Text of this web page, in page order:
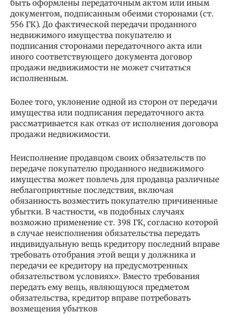
быть оформлены передаточным актом или иным
документом, подписанным обеими сторонами (ст.
556 ГК). До фактической передачи проданного
недвижимого имущества покупателю и
подписания сторонами передаточного акта или
иного соответствующего документа договор
продажи недвижимости не может считаться
исполненным.
Более того, уклонение одной из сторон от передачи
имущества или подписания передаточного акта
рассматривается как отказ от исполнения договора
продажи недвижимости.
Неисполнение продавцом своих обязательств по
передаче покупателю проданного недвижимого
имущества может повлечь для продавца различные
неблагоприятные последствия, включая
обязанность возместить покупателю причиненные
убытки. В частности, «в подобных случаях
возможно применение ст. 398 ГК, согласно которой
в случае неисполнения обязательства передать
индивидуальную вещь кредитору последний вправе
требовать отобрания этой вещи у должника и
передачи ее кредитору на предусмотренных
обязательством условиях». Вместо требования
передать ему вещь, являющуюся предметом
обязательства, кредитор вправе потребовать
возмещения убытков